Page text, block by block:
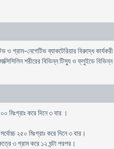
ও গ্রাম-নেগেটিভ ব্যাকটেরিয়ার
শরীরের বিভিন্ন টিস্যু ও ফ্লুইডে
মিঃগ্রাঃ করে দিনে ৩ বার ।
২৫০ মিঃগ্রাঃ করে দিনে ৩ বার।
৩ গ্রাম করে ১২ ঘন্টা পরপর।